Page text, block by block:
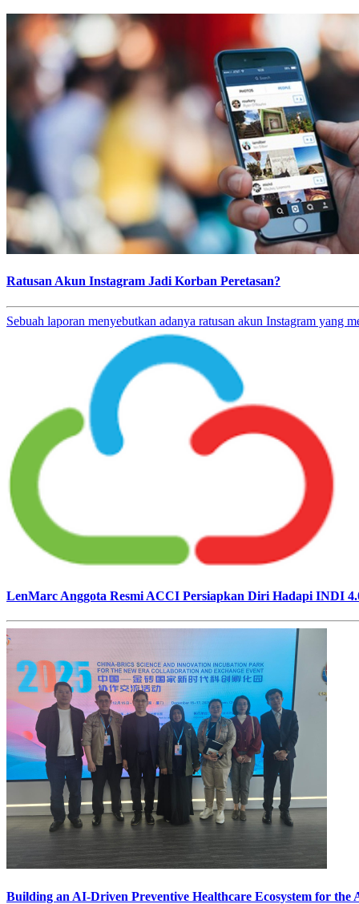
Ratusan Akun Instagram Jadi Korban Peretasan?
Sebuah laporan menyebutkan adanya ratusan akun Instagram yang
LenMarc Anggota Resmi ACCI Persiapkan Diri Hadapi INDI
Building an AI-Driven Preventive Healthcare Ecosystem for the